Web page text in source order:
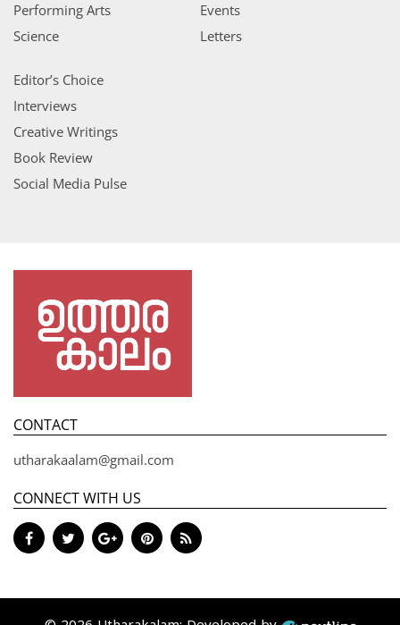
Performing Arts
Science
Events
Letters
Editor’s Choice
Interviews
Creative Writings
Book Review
Social Media Pulse
CONTACT
utharakaalam@gmail.com
CONNECT WITH US